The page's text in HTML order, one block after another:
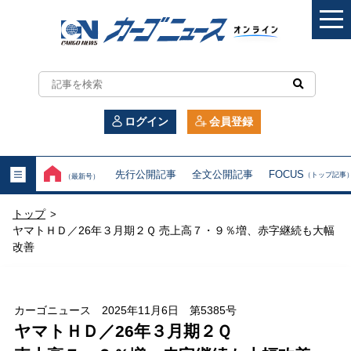
カ
ー
ニ
ュ
ー
ン
ログイン 会員登録
（最新号） 先行公開記事 全文公開記事 FOCUS （トップ記事
トップ >
ヤマトＨＤ／26年３月期２Ｑ 売上高７・９％増、赤字継続も大幅
改善
カーゴニュース 2025年11月6日 第5385号
ヤマトＨＤ／26年３月期２Ｑ